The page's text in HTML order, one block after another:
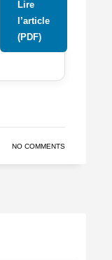
Lire
l’article
(PDF)
NO COMMENTS